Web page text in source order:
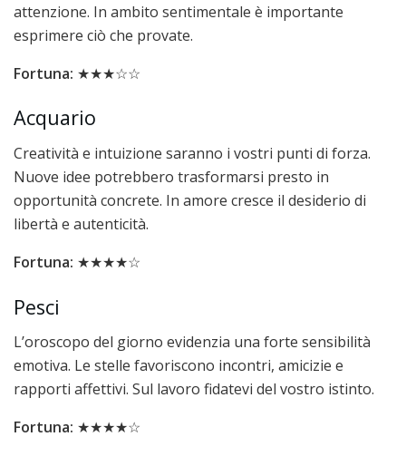
attenzione. In ambito sentimentale è importante
esprimere ciò che provate.
Fortuna: ★★★☆☆
Acquario
Creatività e intuizione saranno i vostri punti di forza.
Nuove idee potrebbero trasformarsi presto in
opportunità concrete. In amore cresce il desiderio di
libertà e autenticità.
Fortuna: ★★★★☆
Pesci
L’oroscopo del giorno evidenzia una forte sensibilità
emotiva. Le stelle favoriscono incontri, amicizie e
rapporti affettivi. Sul lavoro fidatevi del vostro istinto.
Fortuna: ★★★★☆